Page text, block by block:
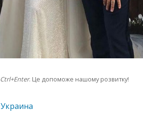
Ctrl+Enter. Це допоможе нашому розвитку!
Украина